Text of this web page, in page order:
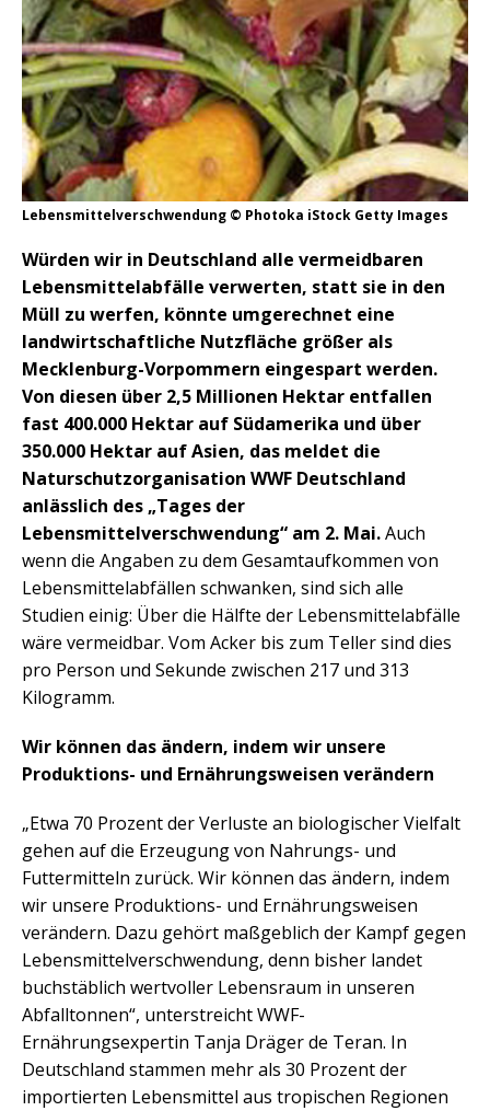
Lebensmittelverschwendung © Photoka iStock Getty Images
Würden wir in Deutschland alle vermeidbaren
Lebensmittelabfälle verwerten, statt sie in den
Müll zu werfen, könnte umgerechnet eine
landwirtschaftliche Nutzfläche größer als
Mecklenburg-Vorpommern eingespart werden.
Von diesen über 2,5 Millionen Hektar entfallen
fast 400.000 Hektar auf Südamerika und über
350.000 Hektar auf Asien, das meldet die
Naturschutzorganisation WWF Deutschland
anlässlich des „Tages der
Lebensmittelverschwendung“ am 2. Mai.Auch
wenn die Angaben zu dem Gesamtaufkommen von
Lebensmittelabfällen schwanken, sind sich alle
Studien einig: Über die Hälfte der Lebensmittelabfälle
wäre vermeidbar. Vom Acker bis zum Teller sind dies
pro Person und Sekunde zwischen 217 und 313
Kilogramm.
Wir können das ändern, indem wir unsere
Produktions- und Ernährungsweisen verändern
„Etwa 70 Prozent der Verluste an biologischer Vielfalt
gehen auf die Erzeugung von Nahrungs- und
Futtermitteln zurück. Wir können das ändern, indem
wir unsere Produktions- und Ernährungsweisen
verändern. Dazu gehört maßgeblich der Kampf gegen
Lebensmittelverschwendung, denn bisher landet
buchstäblich wertvoller Lebensraum in unseren
Abfalltonnen“, unterstreicht WWF-
Ernährungsexpertin Tanja Dräger de Teran. In
Deutschland stammen mehr als 30 Prozent der
importierten Lebensmittel aus tropischen Regionen